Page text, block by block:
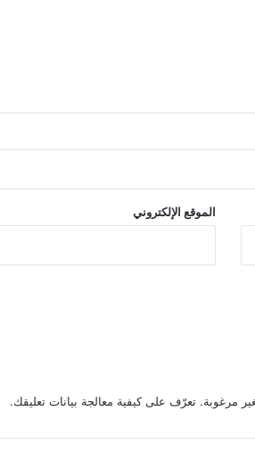
الموقع الإلكتروني
تعرّف على كيفية معالجة بيانات تعليقك.